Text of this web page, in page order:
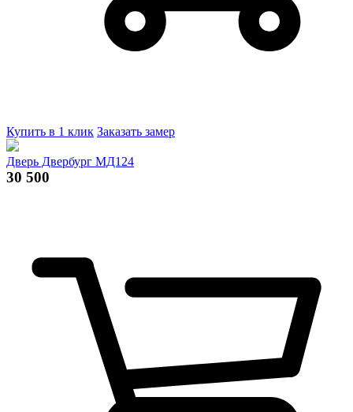
Купить в 1 клик Заказать замер
Дверь Двербург МД124
30 500